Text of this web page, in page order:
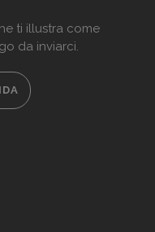
ti illustra come
da inviarci.